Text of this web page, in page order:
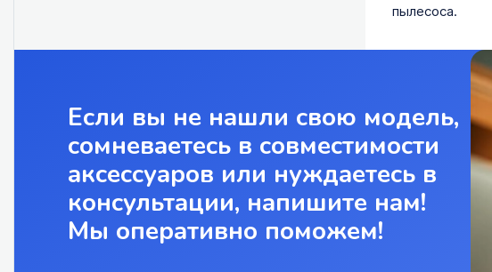
пылесоса.
Если вы не нашли свою модель,
сомневаетесь в совместимости
аксессуаров или нуждаетесь в
консультации, напишите нам!
Мы оперативно поможем!